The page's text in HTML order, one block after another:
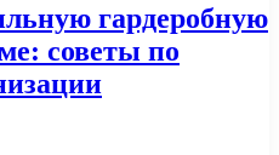
гардеробную
советы по